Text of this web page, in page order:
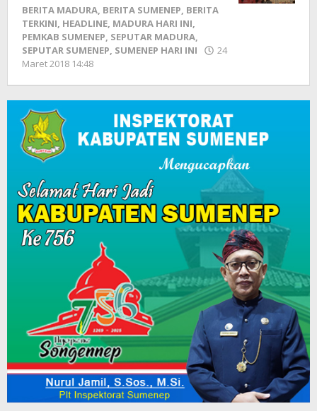
BERITA MADURA, BERITA SUMENEP, BERITA
TERKINI, HEADLINE, MADURA HARI INI,
PEMKAB SUMENEP, SEPUTAR MADURA,
SEPUTAR SUMENEP, SUMENEP HARI INI
24
Maret 2018 14:48